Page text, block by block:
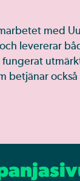
med
levererar
betjänar också